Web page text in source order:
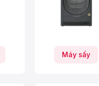
Máy sấy